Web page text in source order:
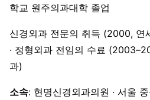
학교 원주의과대학 졸업
신경외과 전문의 취득 (2000, 연
· 정형외과 전임의 수료
과)
소속: 현명신경외과의원 · 서울